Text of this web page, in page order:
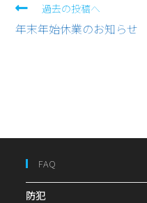
過去の投稿へ
年末年始休業のお知らせ
FAQ
防犯